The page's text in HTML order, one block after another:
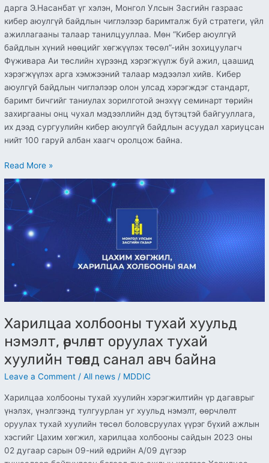
дарга Э.Насанбат үг хэлэн, Монгол Улсын Засгийн газраас
кибер аюулгүй байдлын чиглэлээр баримталж буй стратеги, үйл
ажиллагааны талаар танилцууллаа. Мөн “Кибер аюулгүй
байдлын хүний нөөцийг хөгжүүлэх төсөл”-ийн зохицуулагч
Фүживара Аи төслийн хүрээнд хэрэгжүүлж буй ажил, цаашид
хэрэгжүүлэх арга хэмжээний талаар мэдээлэл хийв. Кибер
аюулгүй байдлын чиглэлээр олон улсад хэрэгждэг стандарт,
баримт бичгийг таниулах зорилготой энэхүү семинарт төрийн
захиргааны онц чухал мэдээллийн дэд бүтэцтэй байгууллага,
их дээд сургуулийн кибер аюулгүй байдлын асуудал хариуцсан
нийт 100 гаруй албан хаагч оролцож байна.
Read More »
Харилцаа холбооны тухай хуульд
нэмэлт, өөрчлөлт оруулах тухай
хуулийн төсөлд санал авч байна
Leave a Comment /All news / MDDIC
Харилцаа холбооны тухай хуулийн хэрэгжилтийн үр дагаврыг
үнэлэх, үнэлгээнд тулгуурлан уг хуульд нэмэлт, өөрчлөлт
оруулах тухай хуулийн төсөл боловсруулах үүрэг бүхий ажлын
хэсгийг Цахим хөгжил, харилцаа холбооны сайдын 2023 оны
02 дугаар сарын 09-ний өдрийн А/09 дүгээр
Харилцаа
холбооны
тухай
хуульд
нэмэлт,
оруулах
хуулийн
төсөлд
санал
авч
байна